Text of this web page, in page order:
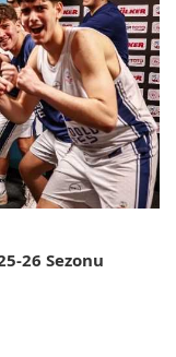
26 Sezonu